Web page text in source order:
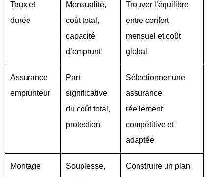
Taux et
durée
Mensualité,
coût total,
capacité
d’emprunt
Trouver l’équilibre
entre confort
mensuel et coût
global
Assurance
emprunteur
Part
significative
du coût total,
protection
Sélectionner une
assurance
réellement
compétitive et
adaptée
Montage
Souplesse,
Construire un plan